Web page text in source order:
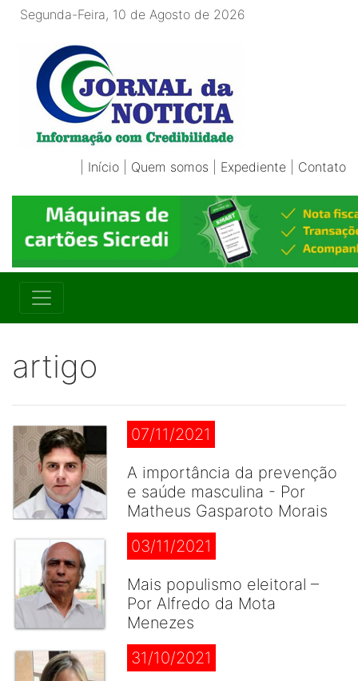
Segunda-Feira, 10 de Agosto de 2026
Início Quem somos Expediente Contato
artigo
07/11/2021
A importância da prevenção
e saúde masculina - Por
Matheus Gasparoto Morais
03/11/2021
Mais populismo eleitoral –
Por Alfredo da Mota
Menezes
31/10/2021